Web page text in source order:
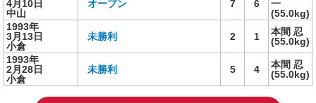
4月10日
中山
オープン 7 6
一
(55.0kg)
1993年
3月13日
小倉
未勝利 2 1
本間 忍
(55.0kg)
1993年
2月28日
小倉
未勝利 5 4
本間 忍
(55.0kg)